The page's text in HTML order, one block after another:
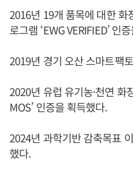
2016년 19개 품목에 대한 화
로그램 ‘EWG VERIFIED’ 인
2019년 경기 오산 스마트팩
2020년 유럽 유기농·천연 화
MOS’ 인증을 획득했다.
2024년 과학기반 감축목표
했다.